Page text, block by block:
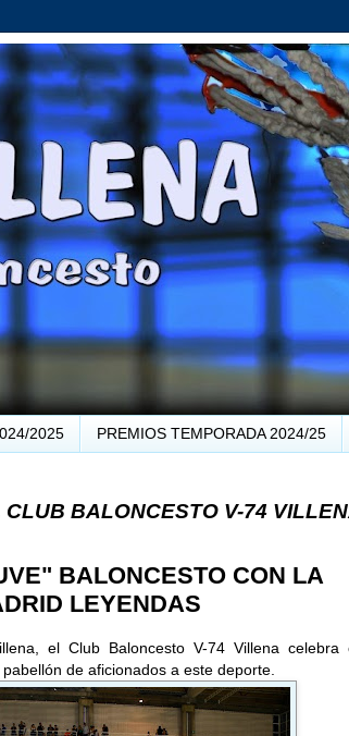
2025 PREMIOS TEMPORADA 2024/25
V-74 VILLENA
BALONCESTO CON LA
LEYENDAS
el Club Baloncesto V-74 Villena celebra
de aficionados a este deporte.